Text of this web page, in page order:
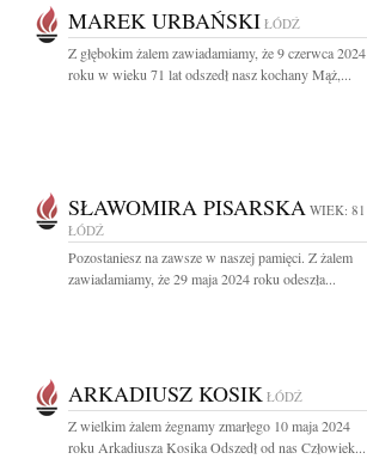
MAREK URBAŃSKI ŁÓDŹ
Z głębokim żalem zawiadamiamy, że 9 czerwca 2024
roku w wieku 71 lat odszedł nasz kochany Mąż,...
SŁAWOMIRA PISARSKA WIEK: 81
ŁÓDŹ
Pozostaniesz na zawsze w naszej pamięci. Z żalem
zawiadamiamy, że 29 maja 2024 roku odeszła...
ARKADIUSZ KOSIK ŁÓDŹ
Z wielkim żalem żegnamy zmarłego 10 maja 2024
roku Arkadiusza Kosika Odszedł od nas Człowiek...